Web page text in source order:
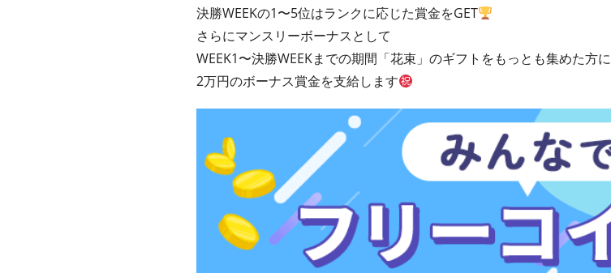
決勝WEEKの1〜5位はランクに応じた賞金をGET
さらにマンスリーボーナスとして
WEEK1〜決勝WEEKまでの期間「花束」のギフトをもっとも集めた方に
2万円のボーナス賞金を支給します